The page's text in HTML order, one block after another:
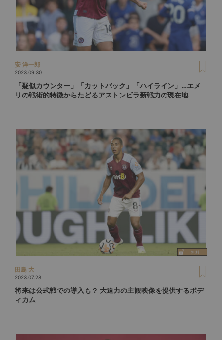
安 洋一郎
2023.09.30
「疑似カウンター」「カットバック」「ハイライン」…エメ
リの戦術的特徴からたどるアストンビラ新戦力の現在地
田島 大
2023.07.28
将来は公式戦での導入も？ 大迫力の主観映像を提供するボデ
ィカム